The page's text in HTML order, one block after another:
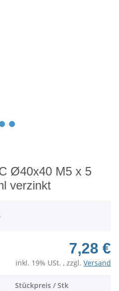
Ø40x40 M5 x 5
verzinkt
7,28 €
inkl. 19% USt. , zzgl. Versand
Stückpreis / Stk